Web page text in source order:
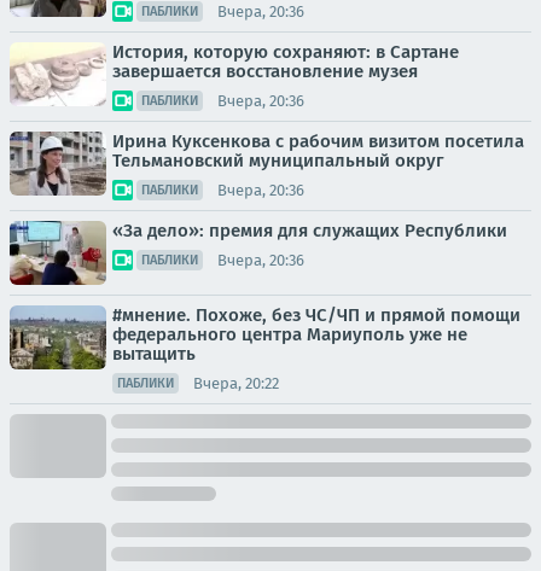
ПАБЛИКИ Вчера, 20:36
История, которую сохраняют: в Сартане
завершается восстановление музея
ПАБЛИКИ Вчера, 20:36
Ирина Куксенкова с рабочим визитом посетила
Тельмановский муниципальный округ
ПАБЛИКИ Вчера, 20:36
«За дело»: премия для служащих Республики
ПАБЛИКИ Вчера, 20:36
#мнение. Похоже, без ЧС/ЧП и прямой помощи
федерального центра Мариуполь уже не
вытащить
ПАБЛИКИ Вчера, 20:22